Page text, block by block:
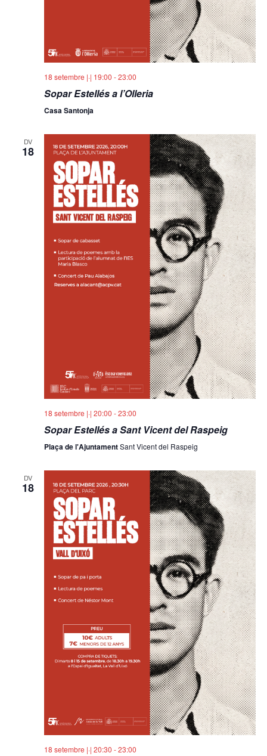
18 setembre |·| 19:00 -23:00
Sopar Estellés a l’Olleria
Casa Santonja
DV
18
18 setembre |·| 20:00 -23:00
Sopar Estellés a Sant Vicent del Raspeig
Plaça de l'AjuntamentSant Vicent del Raspeig
DV
18
18 setembre |·| 20:30 -23:00